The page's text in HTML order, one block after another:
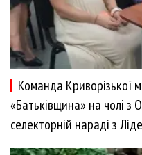
Команда Криворізької
«Батьківщина» на чолі з
селекторній нараді з